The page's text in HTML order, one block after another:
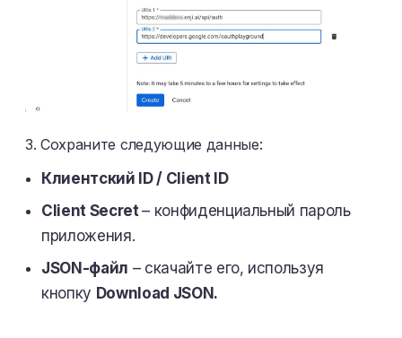
3. Сохраните следующие данные:
Клиентский ID / Client ID
Client Secret– конфиденциальный пароль
приложения.
JSON-файл – скачайте его, используя
кнопку Download JSON.